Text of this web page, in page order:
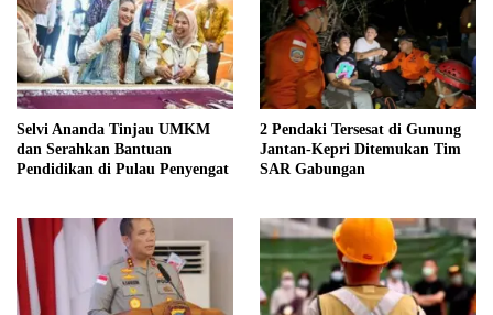
Selvi Ananda Tinjau UMKM
dan Serahkan Bantuan
Pendidikan di Pulau Penyengat
2 Pendaki Tersesat di Gunung
Jantan-Kepri Ditemukan Tim
SAR Gabungan